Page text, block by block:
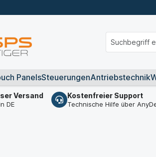
PanelsSteuerungenAntriebstechnik
Versand
DE
Kostenfreier Support
Technische Hilfe über